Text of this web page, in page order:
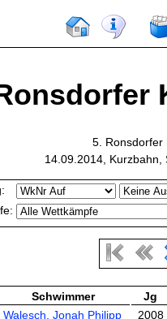
5. Ronsdorfer
14.09.2014, Kurzbahn,
Schwimmer Jg
Walesch, Jonah Philipp 2008